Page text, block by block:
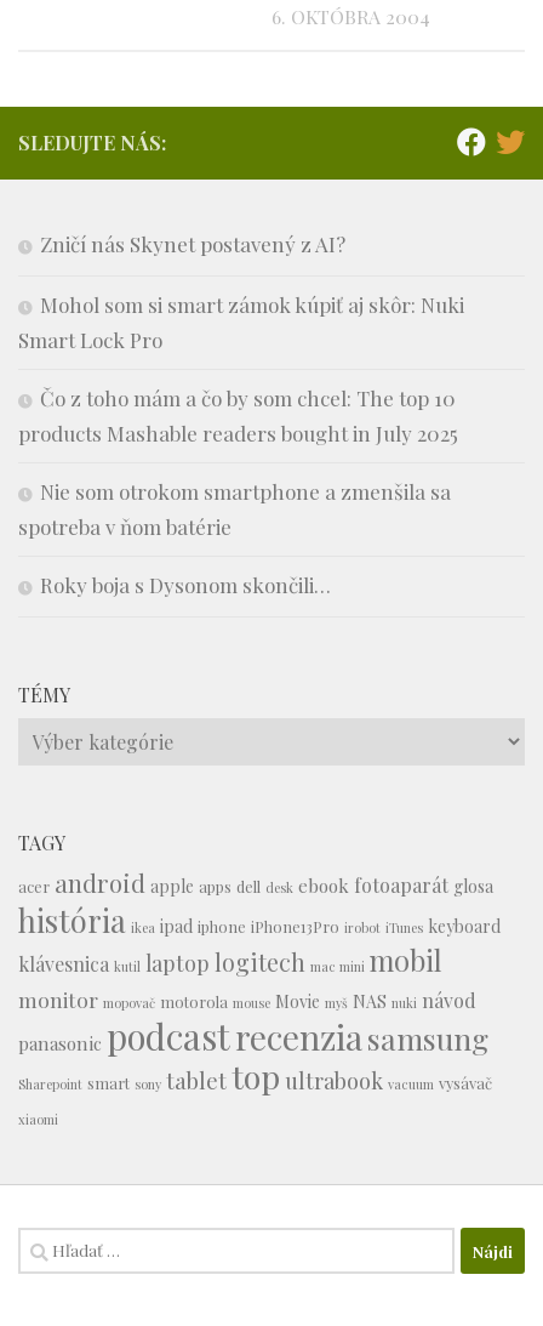
6. OKTÓBRA 2004
SLEDUJTE NÁS:
Zničí nás Skynet postavený z AI?
Mohol som si smart zámok kúpiť aj skôr: Nuki
Smart Lock Pro
Čo z toho mám a čo by som chcel: The top 10
products Mashable readers bought in July 2025
Nie som otrokom smartphone a zmenšila sa
spotreba v ňom batérie
Roky boja s Dysonom skončili…
TÉMY
Témy
TAGY
acer android apple apps dell desk ebook fotoaparát glosa
história ikea ipad iphone iPhone13Pro irobot iTunes keyboard
klávesnica kutil laptop logitech mac mini mobil
monitor mopovač motorola mouse Movie myš NAS nuki návod
panasonic podcastrecenziasamsung
Sharepoint smart sony tablettop ultrabook vacuum vysávač
xiaomi
Hľadať: